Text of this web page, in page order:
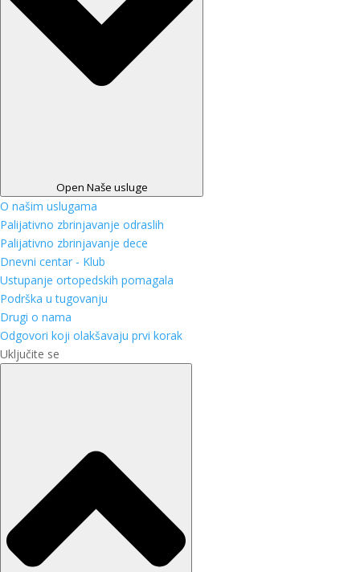
Open Naše usluge
O našim uslugama
Palijativno zbrinjavanje odraslih
Palijativno zbrinjavanje dece
Dnevni centar - Klub
Ustupanje ortopedskih pomagala
Podrška u tugovanju
Drugi o nama
Odgovori koji olakšavaju prvi korak
Uključite se